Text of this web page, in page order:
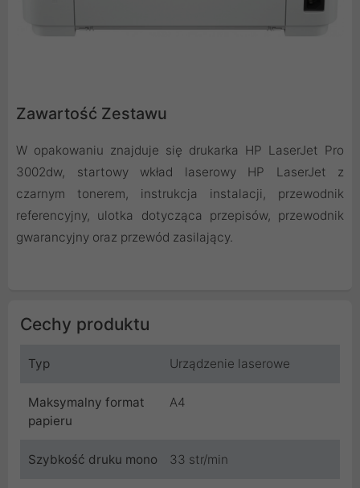
Zawartość Zestawu
W opakowaniu znajduje się drukarka HP LaserJet Pro
3002dw, startowy wkład laserowy HP LaserJet z
czarnym tonerem, instrukcja instalacji, przewodnik
referencyjny, ulotka dotycząca przepisów, przewodnik
gwarancyjny oraz przewód zasilający.
Cechy produktu
Typ Urządzenie laserowe
Maksymalny format
papieru
A4
Szybkość druku mono 33 str/min